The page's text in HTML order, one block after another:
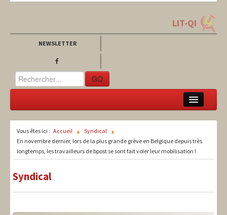
LIT-QI
NEWSLETTER
GO
Théorie
National
Vous êtes ici : Accueil
Syndical
En novembre dernier, lors de la plus grande grève en Belgique depuis très
longtemps, les travailleurs de bpost se sont fait voler leur mobilisation !
Syndical